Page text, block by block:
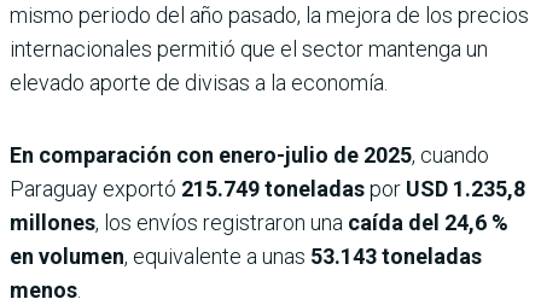
mismo periodo del año pasado, la mejora de los precios
internacionales permitió que el sector mantenga un
elevado aporte de divisas a la economía.
En comparación con enero-julio de 2025, cuando
Paraguay exportó 215.749 toneladaspor USD 1.235,8
millones, los envíos registraron una caída del 24,6 %
en volumen, equivalente a unas 53.143 toneladas
menos